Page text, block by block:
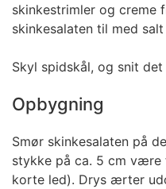
skinkestrimler og creme
skinkesalaten til med
Skyl spidskål, og snit
Opbygning
Smør skinkesalaten på
stykke på ca. 5 cm være
korte led). Drys ærter